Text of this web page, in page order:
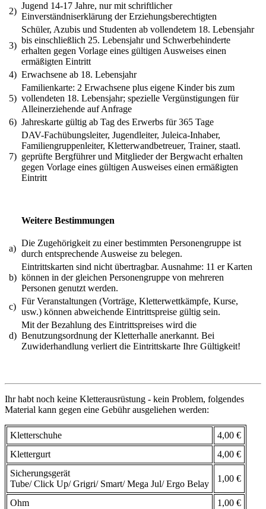
2)
Jugend 14-17 Jahre, nur mit schriftlicher
Einverständniserklärung der Erziehungsberechtigten
3)
Schüler, Azubis und Studenten ab vollendetem 18. Lebensjahr
bis einschließlich 25. Lebensjahr und Schwerbehinderte
erhalten gegen Vorlage eines gültigen Ausweises einen
ermäßigten Eintritt
4) Erwachsene ab 18. Lebensjahr
5)
Familienkarte: 2 Erwachsene plus eigene Kinder bis zum
vollendeten 18. Lebensjahr; spezielle Vergünstigungen für
Alleinerziehende auf Anfrage
6) Jahreskarte gültig ab Tag des Erwerbs für 365 Tage
7)
DAV-Fachübungsleiter, Jugendleiter, Juleica-Inhaber,
Familiengruppenleiter, Kletterwandbetreuer, Trainer, staatl.
geprüfte Bergführer und Mitglieder der Bergwacht erhalten
gegen Vorlage eines gültigen Ausweises einen ermäßigten
Eintritt
Weitere Bestimmungen
a)
Die Zugehörigkeit zu einer bestimmten Personengruppe ist
durch entsprechende Ausweise zu belegen.
b)
Eintrittskarten sind nicht übertragbar. Ausnahme: 11 er Karten
können in der gleichen Personengruppe von mehreren
Personen genutzt werden.
c)
Für Veranstaltungen (Vorträge, Kletterwettkämpfe, Kurse,
usw.) können abweichende Eintrittspreise gültig sein.
d)
Mit der Bezahlung des Eintrittspreises wird die
Benutzungsordnung der Kletterhalle anerkannt. Bei
Zuwiderhandlung verliert die Eintrittskarte Ihre Gültigkeit!
Ihr habt noch keine Kletterausrüstung - kein Problem, folgendes
Material kann gegen eine Gebühr ausgeliehen werden:
Kletterschuhe
4,00 €
Klettergurt
4,00 €
Sicherungsgerät
Tube/ Click Up/ Grigri/ Smart/ Mega Jul/ Ergo Belay
1,00 €
Ohm 1,00 €